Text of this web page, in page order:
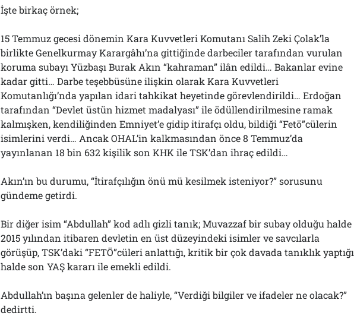
İşte birkaç örnek;
15 Temmuz gecesi dönemin Kara Kuvvetleri Komutanı Salih Zeki Çolak’la
birlikte Genelkurmay Karargâhı’na gittiğinde darbeciler tarafından vurulan
koruma subayı Yüzbaşı Burak Akın “kahraman” ilân edildi… Bakanlar evine
kadar gitti… Darbe teşebbüsüne ilişkin olarak Kara Kuvvetleri
Komutanlığı’nda yapılan idari tahkikat heyetinde görevlendirildi… Erdoğan
tarafından “Devlet üstün hizmet madalyası” ile ödüllendirilmesine ramak
kalmışken, kendiliğinden Emniyet’e gidip itirafçı oldu, bildiği “Fetö”cülerin
isimlerini verdi… Ancak OHAL’in kalkmasından önce 8 Temmuz’da
yayınlanan 18 bin 632 kişilik son KHK ile TSK’dan ihraç edildi…
Akın’ın bu durumu, “İtirafçılığın önü mü kesilmek isteniyor?” sorusunu
gündeme getirdi.
Bir diğer isim “Abdullah” kod adlı gizli tanık; Muvazzaf bir subay olduğu halde
2015 yılından itibaren devletin en üst düzeyindeki isimler ve savcılarla
görüşüp, TSK’daki “FETÖ”cüleri anlattığı, kritik bir çok davada tanıklık yaptığı
halde son YAŞ kararı ile emekli edildi.
Abdullah’ın başına gelenler de haliyle, “Verdiği bilgiler ve ifadeler ne olacak?”
dedirtti.